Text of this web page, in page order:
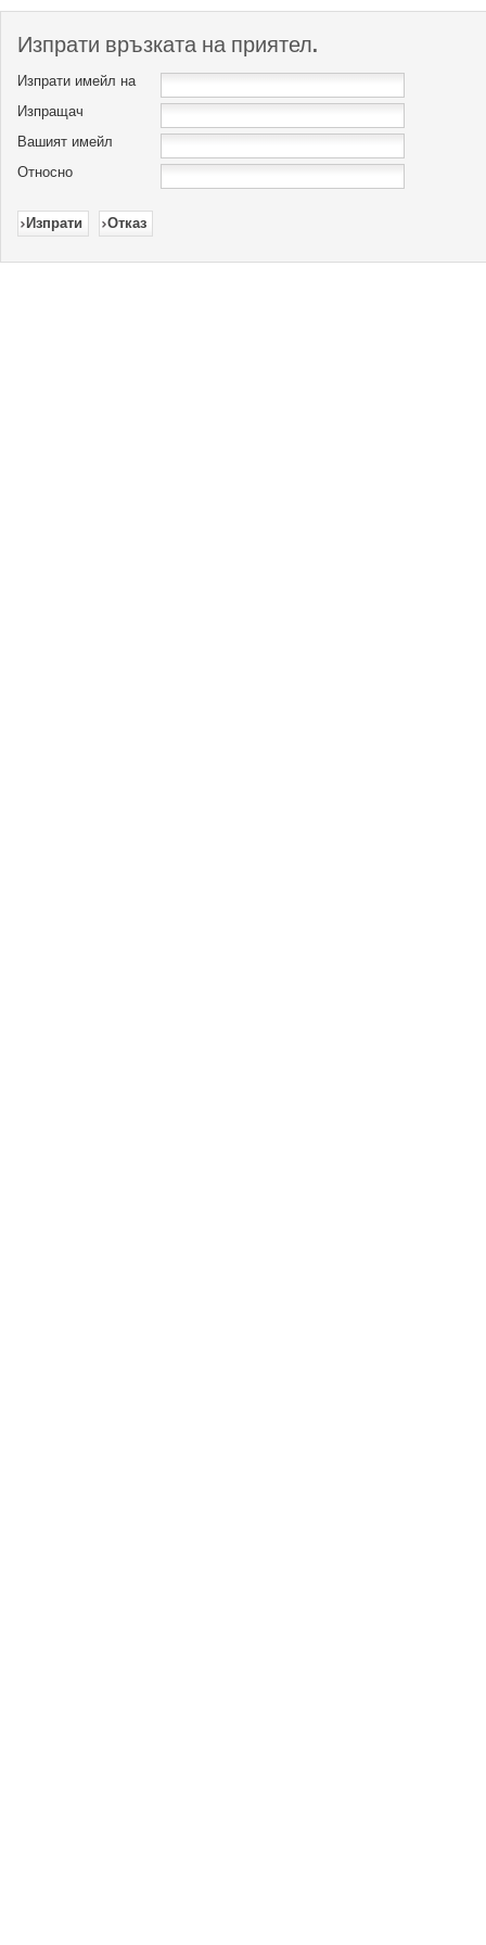
Изпрати връзката на приятел.
Изпрати имейл на
Изпращач
Вашият имейл
Относно
Изпрати Отказ